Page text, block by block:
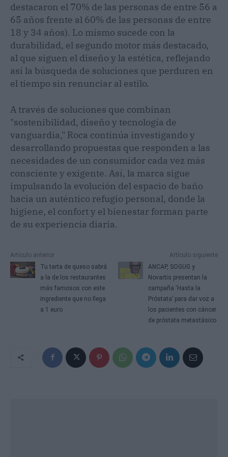
destacaron el 70% de las personas de entre 56 a
65 años frente al 60% de las personas de entre
18 y 34 años). Lo mismo sucede con la
durabilidad, el segundo motor más destacado,
al que siguen el diseño y la estética, reflejando
así la búsqueda de soluciones que perduren en
el tiempo sin renunciar al estilo.
A través de soluciones que combinan
"sostenibilidad, diseño y tecnología de
vanguardia," Roca continúa investigando y
desarrollando propuestas que responden a las
necesidades de un consumidor cada vez más
consciente y exigente. Así, la marca sigue
impulsando la evolución del espacio de baño
hacia un auténtico refugio personal, donde la
higiene, el confort y el bienestar forman parte
de su experiencia diaria.
Artículo anterior
Tu tarta de queso sabrá
a la de los restaurantes
más famosos con este
ingrediente que no llega
a 1 euro
Artículo siguiente
ANCAP, SOGUG y
Novartis presentan la
campaña ‘Hasta la
Próstata’ para dar voz a
los pacientes con cáncer
de próstata metastásico